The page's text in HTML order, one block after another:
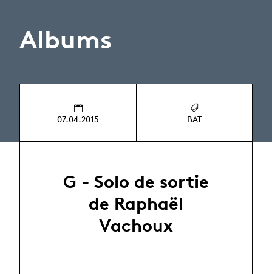
Albums
07.04.2015 BAT
G - Solo de sortie
de Raphaël
Vachoux